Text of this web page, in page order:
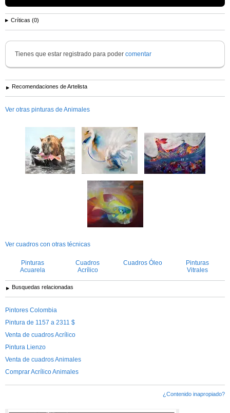
Críticas (0)
Tienes que estar registrado para poder comentar
Recomendaciones de Artelista
Ver otras pinturas de Animales
Ver cuadros con otras técnicas
Pinturas
Acuarela
Cuadros
Acrílico
Cuadros Óleo
Pinturas
Vitrales
Busquedas relacionadas
Pintores Colombia
Pintura de 1157 a 2311 $
Venta de cuadros Acrílico
Pintura Lienzo
Venta de cuadros Animales
Comprar Acrílico Animales
¿Contenido inapropiado?